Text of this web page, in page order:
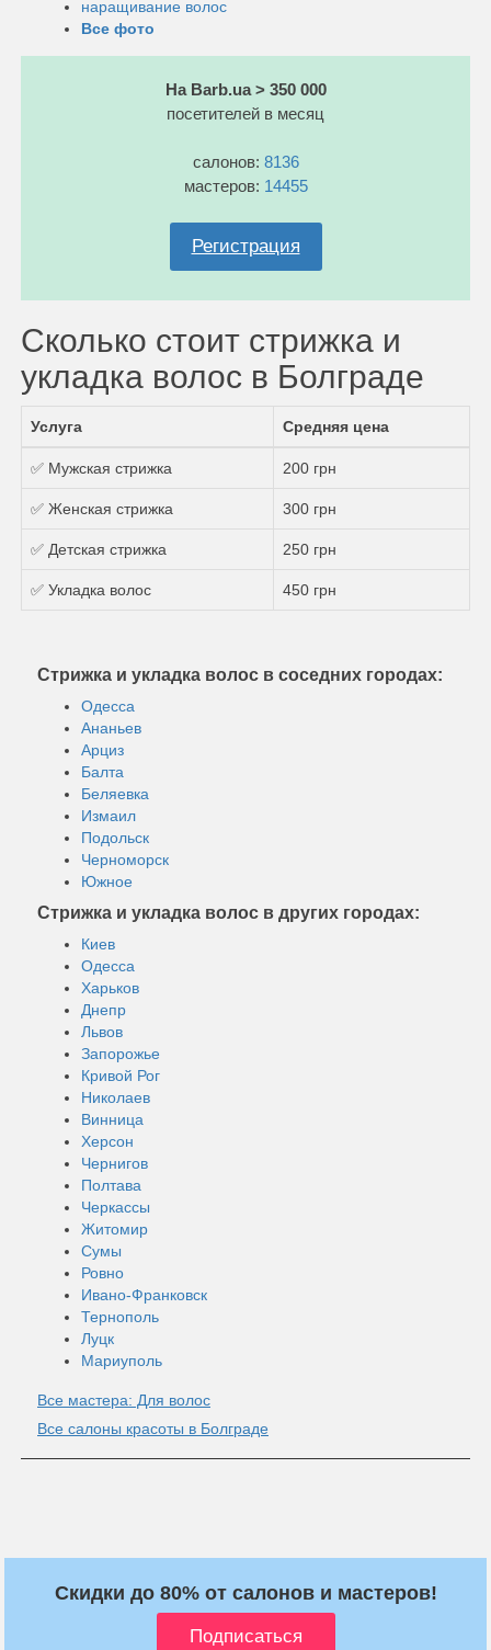
наращивание волос
Все фото
На Barb.ua > 350 000
посетителей в месяц
салонов: 8136
мастеров: 14455
Регистрация
Сколько стоит стрижка и
укладка волос в Болграде
Услуга Средняя цена
✅ Мужская стрижка 200 грн
✅ Женская стрижка 300 грн
✅ Детская стрижка 250 грн
✅ Укладка волос 450 грн
Стрижка и укладка волос в соседних городах:
Одесса
Ананьев
Арциз
Балта
Беляевка
Измаил
Подольск
Черноморск
Южное
Стрижка и укладка волос в других городах:
Киев
Одесса
Харьков
Днепр
Львов
Запорожье
Кривой Рог
Николаев
Винница
Херсон
Чернигов
Полтава
Черкассы
Житомир
Сумы
Ровно
Ивано-Франковск
Тернополь
Луцк
Мариуполь
Все мастера: Для волос
Все салоны красоты в Болграде
Скидки до 80% от салонов и мастеров!